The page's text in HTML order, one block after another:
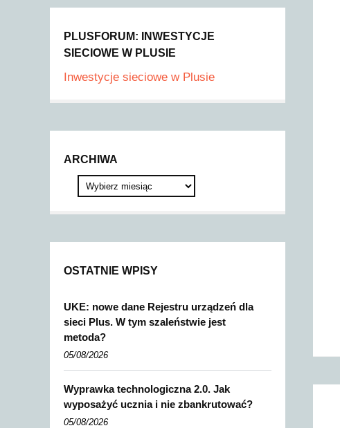
PLUSFORUM: INWESTYCJE
SIECIOWE W PLUSIE
Inwestycje sieciowe w Plusie
ARCHIWA
OSTATNIE WPISY
UKE: nowe dane Rejestru urządzeń dla
sieci Plus. W tym szaleństwie jest
metoda?
05/08/2026
Wyprawka technologiczna 2.0. Jak
wyposażyć ucznia i nie zbankrutować?
05/08/2026